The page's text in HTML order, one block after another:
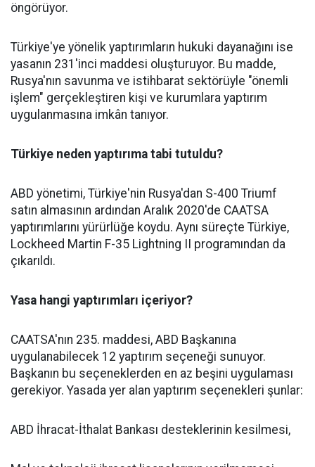
öngörüyor.
Türkiye'ye yönelik yaptırımların hukuki dayanağını ise
yasanın 231'inci maddesi oluşturuyor. Bu madde,
Rusya'nın savunma ve istihbarat sektörüyle "önemli
işlem" gerçekleştiren kişi ve kurumlara yaptırım
uygulanmasına imkân tanıyor.
Türkiye neden yaptırıma tabi tutuldu?
ABD yönetimi, Türkiye'nin Rusya'dan S-400 Triumf
satın almasının ardından Aralık 2020'de CAATSA
yaptırımlarını yürürlüğe koydu. Aynı süreçte Türkiye,
Lockheed Martin F-35 Lightning II programından da
çıkarıldı.
Yasa hangi yaptırımları içeriyor?
CAATSA'nın 235. maddesi, ABD Başkanına
uygulanabilecek 12 yaptırım seçeneği sunuyor.
Başkanın bu seçeneklerden en az beşini uygulaması
gerekiyor. Yasada yer alan yaptırım seçenekleri şunlar:
ABD İhracat-İthalat Bankası desteklerinin kesilmesi,